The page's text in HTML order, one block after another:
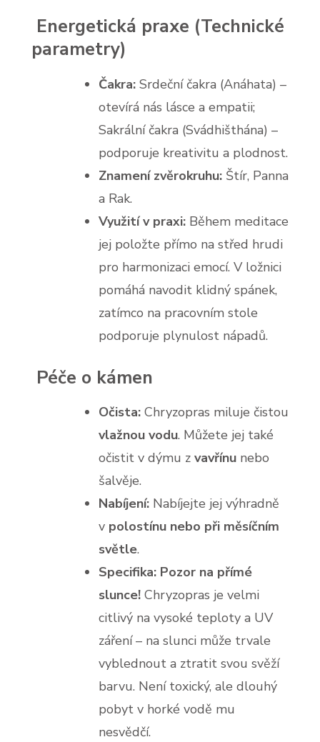
Energetická praxe (Technické
parametry)
Čakra: Srdeční čakra (Anáhata) –
otevírá nás lásce a empatii;
Sakrální čakra (Svádhišthána) –
podporuje kreativitu a plodnost.
Znamení zvěrokruhu: Štír, Panna
a Rak.
Využití v praxi: Během meditace
jej položte přímo na střed hrudi
pro harmonizaci emocí. V ložnici
pomáhá navodit klidný spánek,
zatímco na pracovním stole
podporuje plynulost nápadů.
Péče o kámen
Očista: Chryzopras miluje čistou
vlažnou vodu. Můžete jej také
očistit v dýmu z vavřínu nebo
šalvěje.
Nabíjení: Nabíjejte jej výhradně
v polostínu nebo při měsíčním
světle.
Specifika: Pozor na přímé
slunce! Chryzopras je velmi
citlivý na vysoké teploty a UV
záření – na slunci může trvale
vyblednout a ztratit svou svěží
barvu. Není toxický, ale dlouhý
pobyt v horké vodě mu
nesvědčí.